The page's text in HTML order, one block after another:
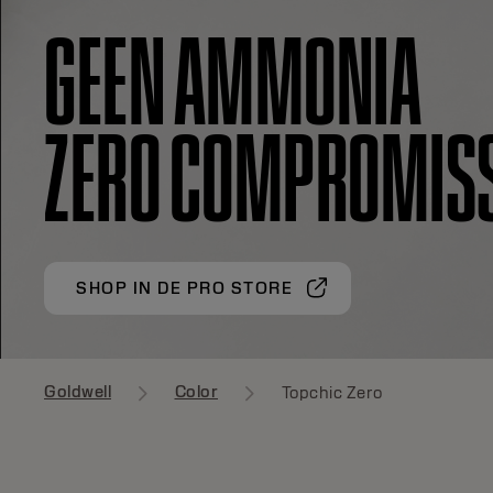
GEEN AMMONIA
ZERO
SHOP IN DE PRO STORE
Goldwell Color Topchic Zero